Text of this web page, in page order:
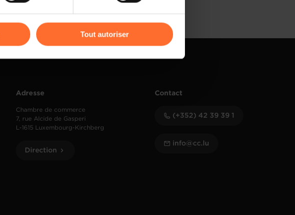
Tout autoriser
Adresse
Chambre de commerce
7, rue Alcide de Gasperi
L-1615 Luxembourg-Kirchberg
Direction
Contact
(+352) 42 39 39 1
info@cc.lu